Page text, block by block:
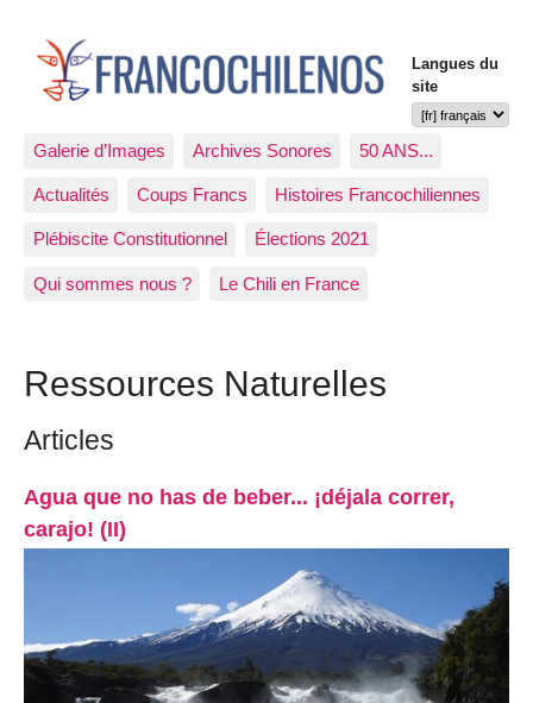
Langues du
site
Galerie d’Images Archives Sonores 50 ANS...
Actualités Coups Francs Histoires Francochiliennes
Plébiscite Constitutionnel Élections 2021
Qui sommes nous ? Le Chili en France
Ressources Naturelles
Articles
Agua que no has de beber... ¡déjala correr,
carajo! (II)